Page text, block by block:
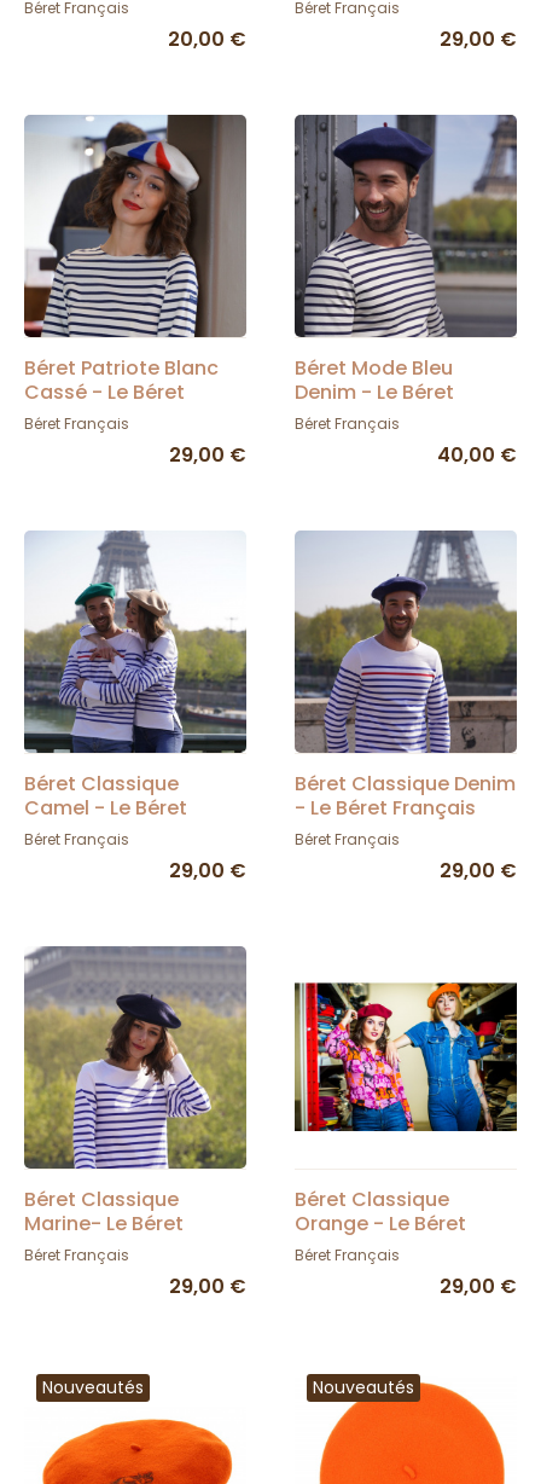
Béret Français
20,00 €
Béret Français
29,00 €
Béret Patriote Blanc
Cassé - Le Béret
Français
Béret Français
29,00 €
Béret Mode Bleu
Denim - Le Béret
Français
Béret Français
40,00 €
Béret Classique
Camel - Le Béret
Français
Béret Français
29,00 €
Béret Classique Denim
- Le Béret Français
Béret Français
29,00 €
Béret Classique
Marine- Le Béret
Français
Béret Français
29,00 €
Béret Classique
Orange - Le Béret
Français
Béret Français
29,00 €
Nouveautés Nouveautés